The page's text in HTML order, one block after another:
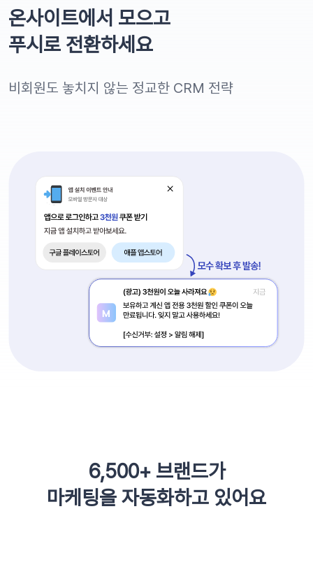
온사이트에서 모으고
푸시로 전환하세요
비회원도 놓치지 않는 정교한 CRM 전략
6,500+ 브랜드가
마케팅을 자동화하고 있어요